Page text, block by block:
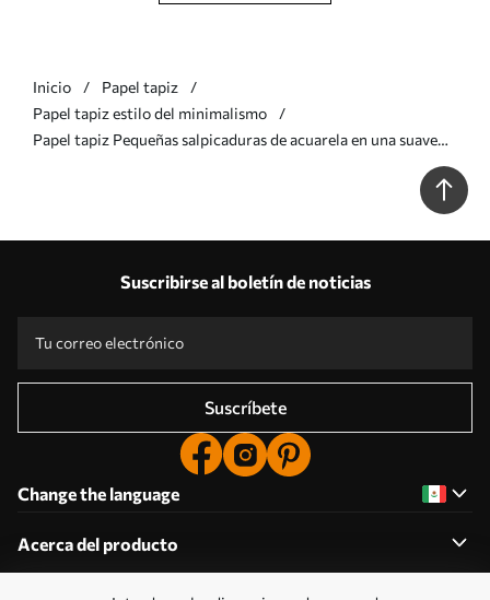
Inicio
Papel tapiz
Papel tapiz estilo del minimalismo
Papel tapiz Pequeñas salpicaduras de acuarela en una suave
Suscribirse al boletín de noticias
Suscríbete
Change the language
Acerca del producto